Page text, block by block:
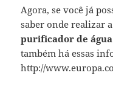
Agora, se você já
saber onde realizar
purificador de
também há essas
http://